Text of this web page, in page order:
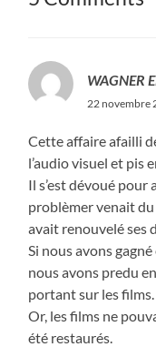
WAGNER
22 novembre
Cette affaire afailli
l’audio visuel et pis
Il s’est dévoué pour
problèmer venait du
avait renouvelé ses
Si nous avons
nous avons predu
portant sur les films.
Or, les films ne
été restaurés.